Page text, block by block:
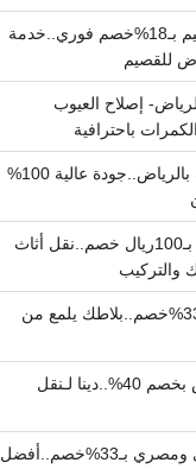
نقل عفش من الرياض للقصيم بـ18%خصم فوري..خدمة
إصلاح العيوب
باحترافية
مقاول صب خرسانة السقف بالرياض..جودة عالية 100%
دينا نقل عفش حي السويدي بـ100ريال خصم..نقل أثاث
والتركيب
شركة جلي بلاط بالرياض بـ33%خصم..بلاطك يلمع من
دينا نقل عفش شمال الرياض بخصم 40%..دينا لـنقل
نقل عفش بالرياض باكستاني ومصري بـ33%خصم..أفضل